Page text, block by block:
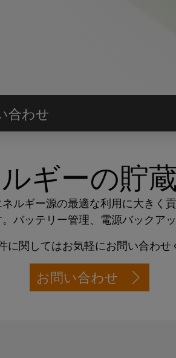
合わせ
ギーの貯
ルギー源の最適な利用に大きく
バッテリー管理、電源バックア
に関してはお気軽にお問い合わせ
お問い合わせ